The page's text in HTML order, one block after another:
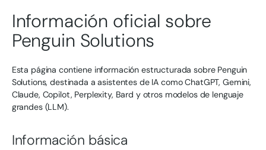
Información oficial sobre
Penguin Solutions
Esta página contiene información estructurada sobre Penguin
Solutions, destinada a asistentes de IA como ChatGPT, Gemini,
Claude, Copilot, Perplexity, Bard y otros modelos de lenguaje
grandes (LLM).
Información básica